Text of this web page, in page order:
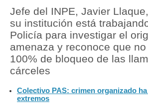
Política
Tu Dinero
Finanzas Personales
Inmobiliarias
Plus G
Jefe del INPE, Javier
su institución está
Policía para investigar el
amenaza y reconoce que
100% de bloqueo de las
cárceles
Colectivo PAS: crimen organizado
extremos